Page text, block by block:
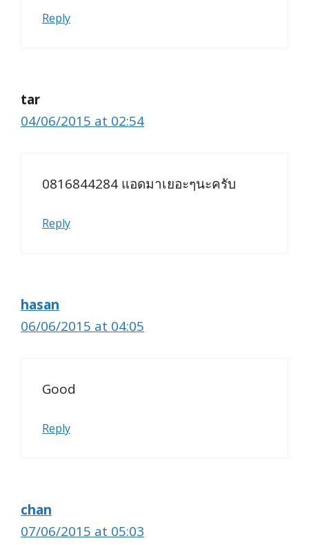
Reply
tar
04/06/2015 at 02:54
0816844284 แอดมาเยอะๆนะครับ
Reply
hasan
06/06/2015 at 04:05
Good
Reply
chan
07/06/2015 at 05:03